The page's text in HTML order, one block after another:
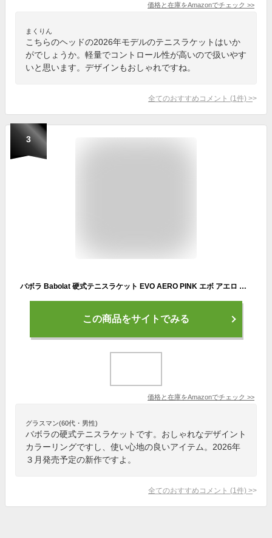
価格と在庫をAmazonでチェック >>
まくりん
こちらのヘッドの2026年モデルのテニスラケットはいか
がでしょうか。軽量でコントロール性が高いので扱いやす
いと思います。デザインもおしゃれですね。
全てのおすすめコメント (1 件) >
3
バボラ Babolat 硬式テニスラケット EVO AERO PINK エボ アエロ ピンク 2026 フレームのみ 101563 3月下旬発売予定※予約
この商品をサイトでみる
価格と在庫をAmazonでチェック >>
グラスマン(60代・男性)
バボラの硬式テニスラケットです。おしゃれなデザイント
カラーリングですし、使い心地の良いアイテム。2026年
３月発売予定の新作ですよ。
全てのおすすめコメント (1 件) >